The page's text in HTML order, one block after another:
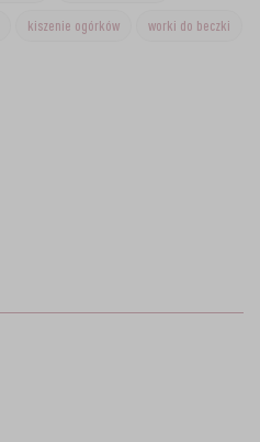
kiszenie ogórków worki do beczki